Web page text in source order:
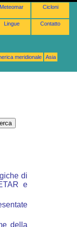
Meteomar Cicloni
Lingue Contatto
meridionale
Asia
di
e
della